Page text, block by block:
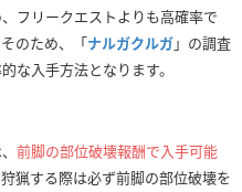
フリークエストよりも高確率で
のため、「ナルガクルガ」の調査
な入手方法となります。
前脚の部位破壊報酬で入手可能
猟する際は必ず前脚の部位破壊を